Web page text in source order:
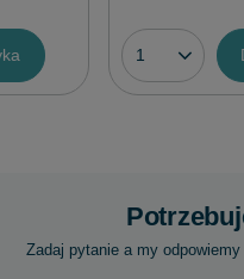
Zadaj pytanie a my